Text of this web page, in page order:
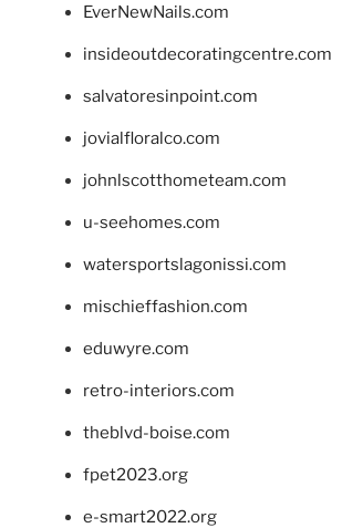
EverNewNails.com
insideoutdecoratingcentre.com
salvatoresinpoint.com
jovialfloralco.com
johnlscotthometeam.com
u-seehomes.com
watersportslagonissi.com
mischieffashion.com
eduwyre.com
retro-interiors.com
theblvd-boise.com
fpet2023.org
e-smart2022.org